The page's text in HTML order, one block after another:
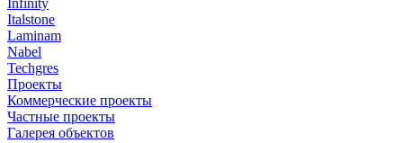
Infinity
Italstone
Laminam
Nabel
Techgres
Проекты
Коммерческие проекты
Частные проекты
Галерея объектов